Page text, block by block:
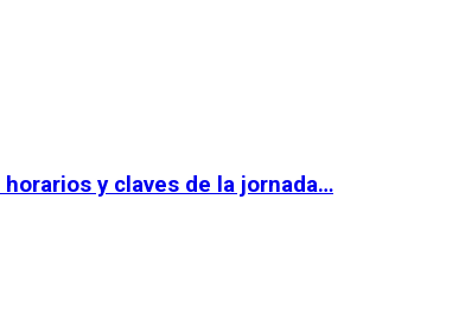
y claves de la jornada…